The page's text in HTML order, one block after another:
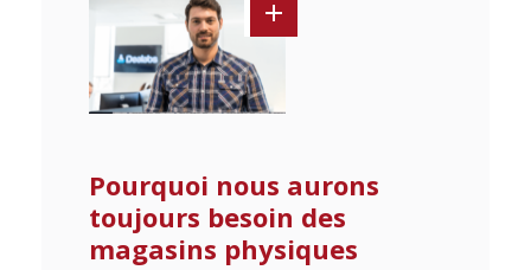
Pourquoi nous aurons
toujours besoin des
magasins physiques